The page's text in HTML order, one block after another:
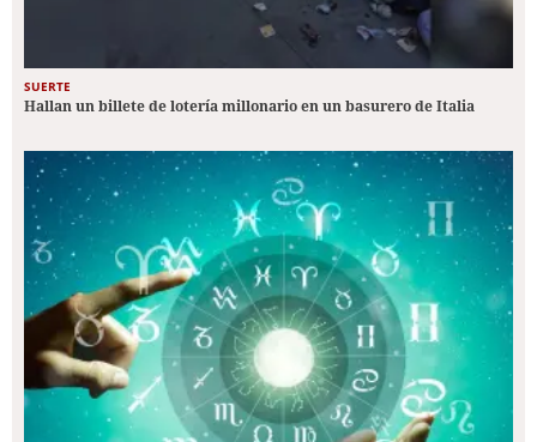
SUERTE
Hallan un billete de lotería millonario en un basurero de Italia